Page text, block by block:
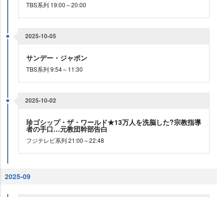
TBS系列 19:00～20:00
2025-10-05
サンデー・ジャポン
TBS系列 9:54～11:30
2025-10-02
珍ゴシップ・ザ・ワールド★13万人を洗脳した?宗教指導
者の手口…元教団幹部告白
フジテレビ系列 21:00～22:48
2025-09